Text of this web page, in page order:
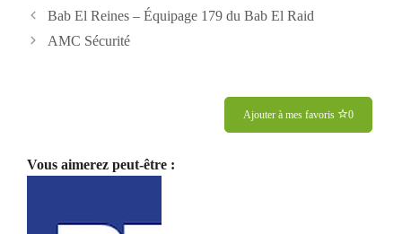
Navigation
des
Bab El Reines – Équipage 179 du Bab El Raid
AMC Sécurité
Ajouter à mes favoris 0
Vous aimerez peut-être :